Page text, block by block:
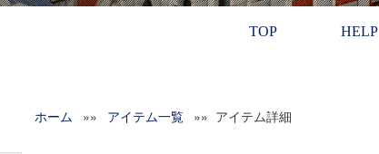
TOP HELP
ホーム »» アイテム一覧 »» アイテム詳細